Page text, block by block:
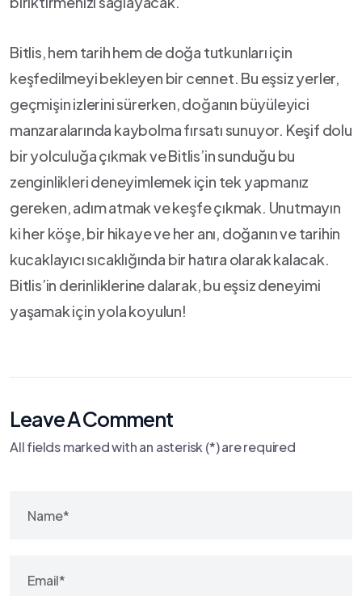
Bitlis, hem tarih hem de⁢ doğa tutkunları ⁢için
keşfedilmeyi bekleyen bir cennet. Bu ‍eşsiz yerler,
geçmişin izlerini sürerken, doğanın büyüleyici
manzaralarında‍ kaybolma fırsatı sunuyor. Keşif dolu
bir ​yolculuğa çıkmak ve ‌Bitlis’in sunduğu bu
zenginlikleri deneyimlemek için tek yapmanız
gereken, adım ‌atmak ve keşfe çıkmak. Unutmayın
ki her köşe, bir hikaye ve her‍ anı, doğanın ve tarihin
⁢kucaklayıcı sıcaklığında bir hatıra olarak kalacak.
Bitlis’in ‍derinliklerine dalarak, bu eşsiz deneyimi
yaşamak için‌ yola koyulun!
Leave A Comment
All fields marked with an asterisk (*) are required